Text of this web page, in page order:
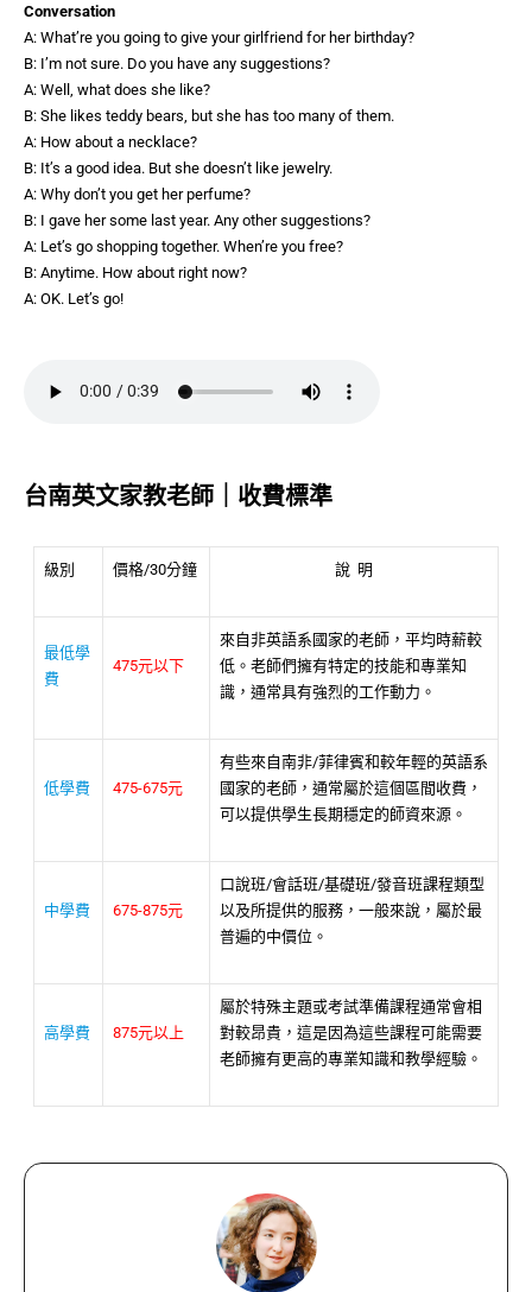
Conversation
A: What’re you going to give your girlfriend for her birthday?
B: I’m not sure. Do you have any suggestions?
A: Well, what does she like?
B: She likes teddy bears, but she has too many of them.
A: How about a necklace?
B: It’s a good idea. But she doesn’t like jewelry.
A: Why don’t you get her perfume?
B: I gave her some last year. Any other suggestions?
A: Let’s go shopping together. When’re you free?
B: Anytime. How about right now?
A: OK. Let’s go!
台南英文家教老師｜收費標準
級別 價格/30分鐘 說 明
最低學
費
475元以下
來自非英語系國家的老師，平均時薪較
低。老師們擁有特定的技能和專業知
識，通常具有強烈的工作動力。
低學費 475-675元
有些來自南非/菲律賓和較年輕的英語系
國家的老師，通常屬於這個區間收費，
可以提供學生長期穩定的師資來源。
中學費 675-875元
口說班/會話班/基礎班/發音班課程類型
以及所提供的服務，一般來說，屬於最
普遍的中價位。
高學費 875元以上
屬於特殊主題或考試準備課程通常會相
對較昂貴，這是因為這些課程可能需要
老師擁有更高的專業知識和教學經驗。